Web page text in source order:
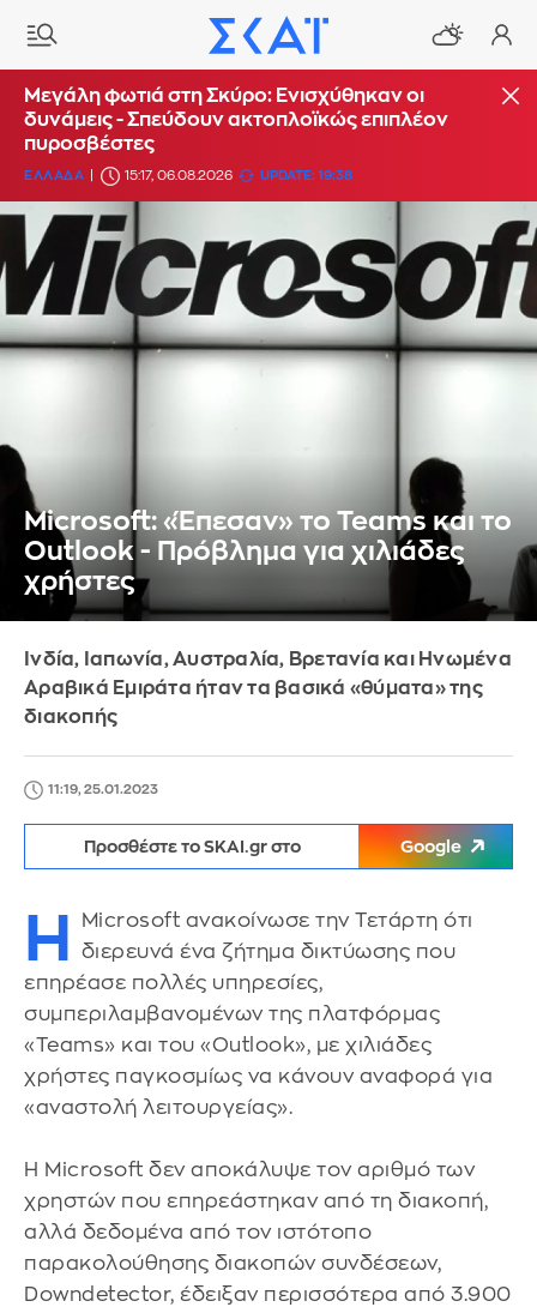
Μεγάλη φωτιά στη Σκύρο: Ενισχύθηκαν οι
δυνάμεις - Σπεύδουν ακτοπλοϊκώς επιπλέον
πυροσβέστες
ΕΛΛΑΔΑ 15:17, 06.08.2026 UPDATE: 19:38
Microsoft: «Έπεσαν» το Teams και το
Outlook - Πρόβλημα για χιλιάδες
χρήστες
Ινδία, Ιαπωνία, Αυστραλία, Βρετανία και Ηνωμένα
Αραβικά Εμιράτα ήταν τα βασικά «θύματα» της
διακοπής
11:19, 25.01.2023
Προσθέστε το SKAI.gr στο Google
Η
Microsoft ανακοίνωσε την Τετάρτη ότι
διερευνά ένα ζήτημα δικτύωσης που
επηρέασε πολλές υπηρεσίες,
συμπεριλαμβανομένων της πλατφόρμας
«Teams» και του «Outlook», με χιλιάδες
χρήστες παγκοσμίως να κάνουν αναφορά για
«αναστολή λειτουργείας».
Η Microsoft δεν αποκάλυψε τον αριθμό των
χρηστών που επηρεάστηκαν από τη διακοπή,
αλλά δεδομένα από τον ιστότοπο
παρακολούθησης διακοπών συνδέσεων,
Downdetector, έδειξαν περισσότερα από 3.900